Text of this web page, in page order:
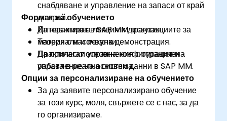
снабдяване и управление на запаси от край
до край.
Да навигират в SAP MM транзакциите за
материали и покупки.
Да прилагат основна конфигурация и
управление на основни данни в SAP MM.
Формат на обучението
Интерактивна лекция и дискусия.
Теория с насочвана демонстрация.
Практически упражнения с ограничена
работа в реална система.
Опции за персонализиране на обучението
За да заявите персонализирано обучение
за този курс, моля, свържете се с нас, за да
го организираме.